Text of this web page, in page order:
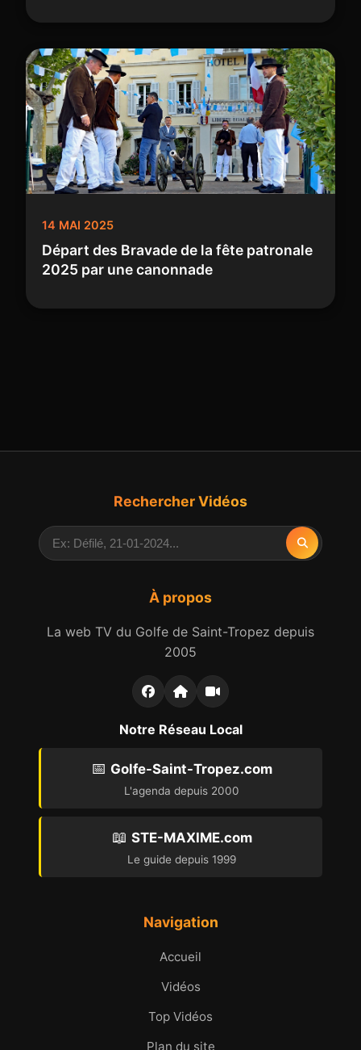
14 MAI 2025
Départ des Bravade de la fête patronale
2025 par une canonnade
À propos
La web TV du Golfe de Saint-Tropez depuis
2005
Notre Réseau Local
📅 Golfe-Saint-Tropez.com
L'agenda depuis 2000
📖 STE-MAXIME.com
Le guide depuis 1999
Navigation
Accueil
Vidéos
Top Vidéos
Plan du site
Rechercher Vidéos